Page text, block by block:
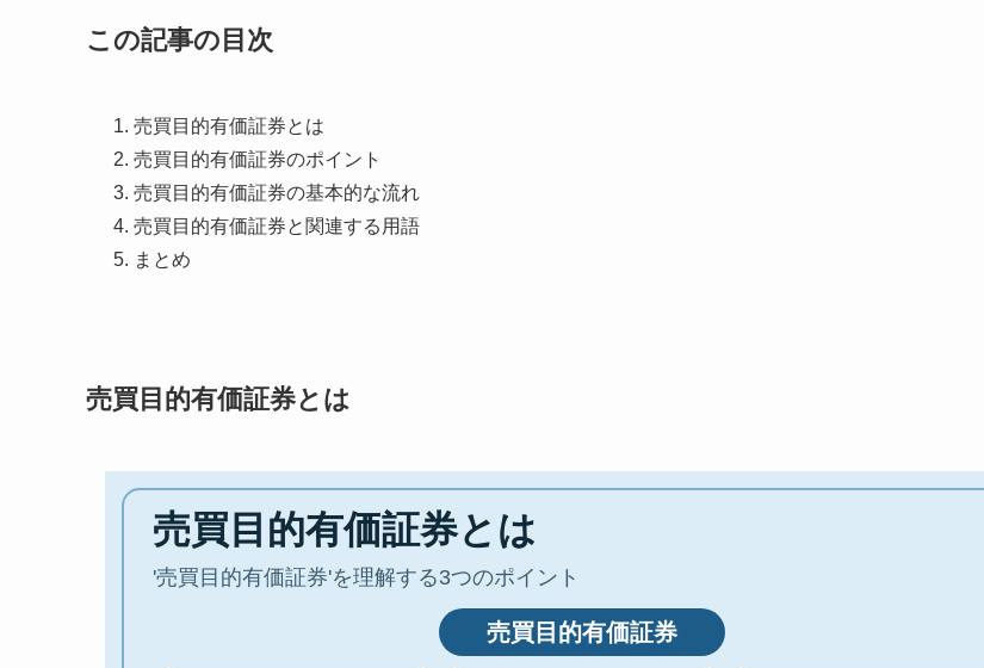
この記事の目次
売買目的有価証券とは
売買目的有価証券のポイント
売買目的有価証券の基本的な流れ
売買目的有価証券と関連する用語
まとめ
売買目的有価証券とは